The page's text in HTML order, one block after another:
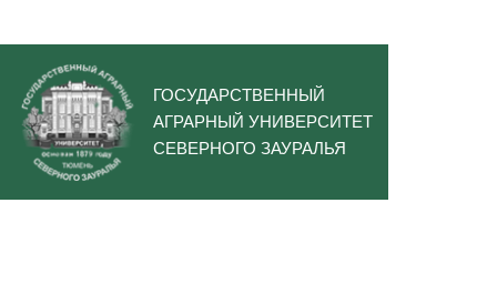
ГОСУДАРСТВЕННЫЙ
АГРАРНЫЙ УНИВЕРСИТЕТ
СЕВЕРНОГО ЗАУРАЛЬЯ